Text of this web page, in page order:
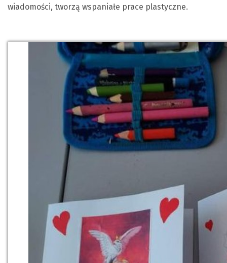
wiadomości, tworzą wspaniałe prace plastyczne.